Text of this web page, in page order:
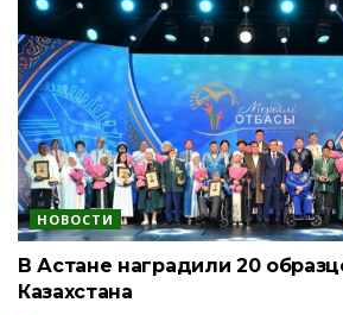
НОВОСТИ
В Астане наградили 20
Казахстана